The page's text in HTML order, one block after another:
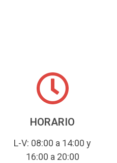
HORARIO
L-V: 08:00 a 14:00 y
16:00 a 20:00